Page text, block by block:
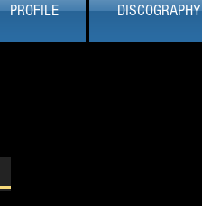
PROFILE DISCOGRAPHY